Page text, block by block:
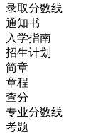
录取分数线
通知书
入学指南
招生计划
简章
章程
查分
专业分数线
考题